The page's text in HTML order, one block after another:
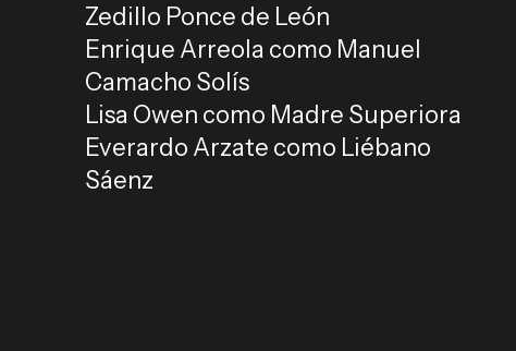
Zedillo Ponce de León
Enrique Arreola como Manuel
Camacho Solís
Lisa Owen como Madre Superiora
Everardo Arzate como Liébano
Sáenz